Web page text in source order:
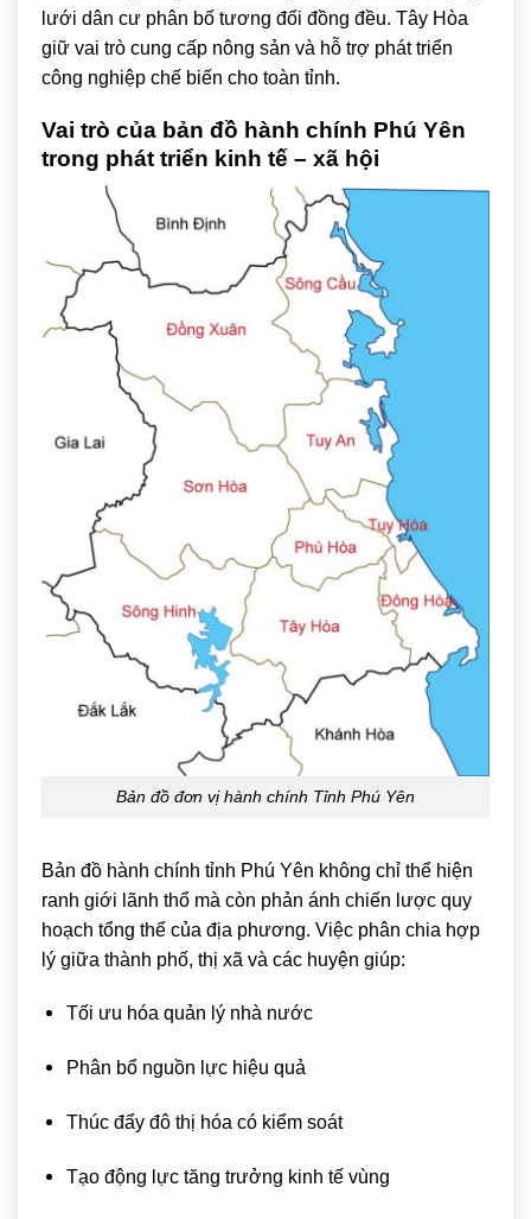
lưới dân cư phân bố tương đối đồng đều. Tây Hòa
giữ vai trò cung cấp nông sản và hỗ trợ phát triển
công nghiệp chế biến cho toàn tỉnh.
Vai trò của bản đồ hành chính Phú Yên
trong phát triển kinh tế – xã hội
Bản đồ đơn vị hành chính Tỉnh Phú Yên
Bản đồ hành chính tỉnh Phú Yên không chỉ thể hiện
ranh giới lãnh thổ mà còn phản ánh chiến lược quy
hoạch tổng thể của địa phương. Việc phân chia hợp
lý giữa thành phố, thị xã và các huyện giúp:
Tối ưu hóa quản lý nhà nước
Phân bổ nguồn lực hiệu quả
Thúc đẩy đô thị hóa có kiểm soát
Tạo động lực tăng trưởng kinh tế vùng